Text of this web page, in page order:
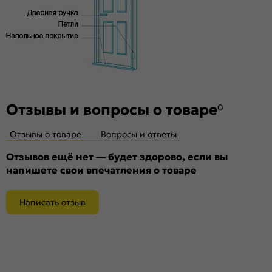
Телескопические погонажные изделия для качественного
регулируемого монтажа. Дверная коробка с TPE-
уплотнителем для мягкого закрывания. Благодаря особой
форме уплотнителя отсутствует закусывание со стороны
Дешевое стекло с пескоструйной обработкой не
Отзывы и вопросы о товаре0
Отзывы о товаре Вопросы и ответы
Отзывов ещё нет — будет здорово, если вы
напишете свои впечатления о товаре
Написать отзыв